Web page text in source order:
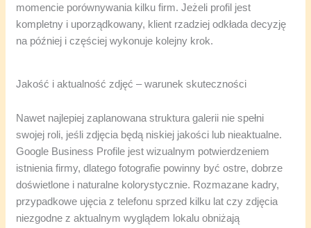
momencie porównywania kilku firm. Jeżeli profil jest
kompletny i uporządkowany, klient rzadziej odkłada decyzję
na później i częściej wykonuje kolejny krok.
Jakość i aktualność zdjęć – warunek skuteczności
Nawet najlepiej zaplanowana struktura galerii nie spełni
swojej roli, jeśli zdjęcia będą niskiej jakości lub nieaktualne.
Google Business Profile jest wizualnym potwierdzeniem
istnienia firmy, dlatego fotografie powinny być ostre, dobrze
doświetlone i naturalne kolorystycznie. Rozmazane kadry,
przypadkowe ujęcia z telefonu sprzed kilku lat czy zdjęcia
niezgodne z aktualnym wyglądem lokalu obniżają